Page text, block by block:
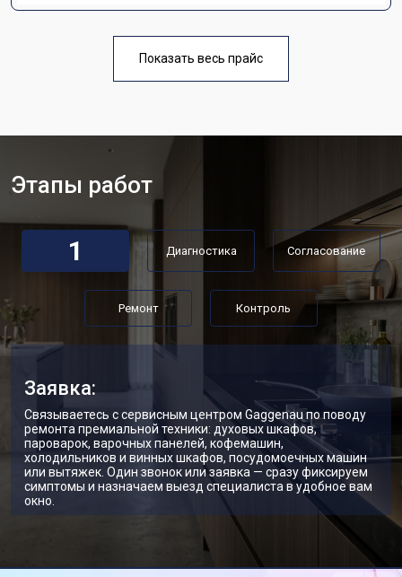
Показать весь прайс
Этапы работ
1 Диагностика Согласование
Ремонт Контроль
Заявка:
Связываетесь с сервисным центром Gaggenau по поводу
ремонта премиальной техники: духовых шкафов,
пароварок, варочных панелей, кофемашин,
холодильников и винных шкафов, посудомоечных машин
или вытяжек. Один звонок или заявка — сразу фиксируем
симптомы и назначаем выезд специалиста в удобное вам
окно.